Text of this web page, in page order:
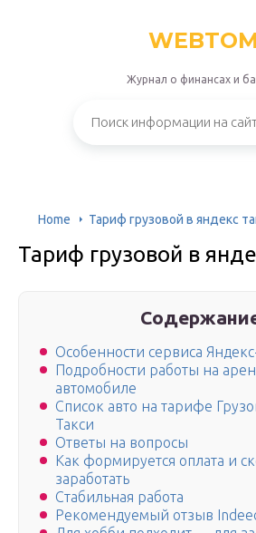
Журнал о финансах и
Home Тариф грузовой в яндекс
Тариф грузовой в
Особенности сервиса
Подробности работы на
автомобиле
Список авто на тарифе
Такси
Ответы на вопросы
Как формируется оплата и
заработать
Стабильная работа
Рекомендуемый отзыв